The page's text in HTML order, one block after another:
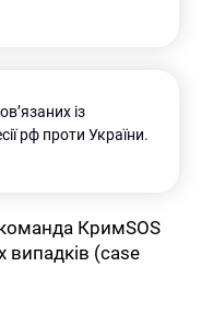
із
рф проти України.
КримSOS
випадків (case